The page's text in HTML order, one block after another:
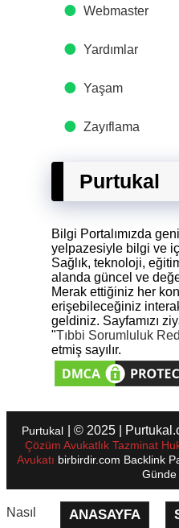
Webmaster
Yardımlar
Yaşam
Zayıflama
Purtukal
Bilgi Portalımızda
yelpazesiyle bilgi ve
Sağlık, teknoloji,
alanda güncel ve
Merak ettiğiniz her
erişebileceğiniz
geldiniz. Sayfamızı
"Tıbbi Sorumluluk
etmiş sayılır.
Purtukal | © 2025 |
Çözüm Avukatlık Tazminat
Avukatı birbirdir.com Backlink
Günde
ANASAYFA
Nasıl